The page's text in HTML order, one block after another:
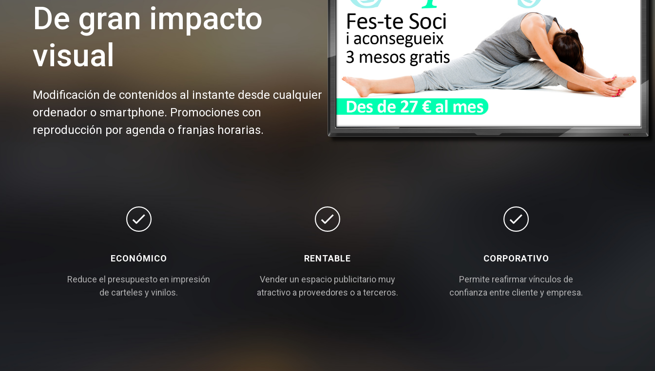
De gran impacto
visual
Modificación de contenidos al instante desde cualquier
ordenador o smartphone. Promociones con
reproducción por agenda o franjas horarias.
ECONÓMICO
Reduce el presupuesto en impresión
de carteles y vinilos.
RENTABLE
Vender un espacio publicitario muy
atractivo a proveedores o a terceros.
CORPORATIVO
Permite reafirmar vínculos de
confianza entre cliente y empresa.